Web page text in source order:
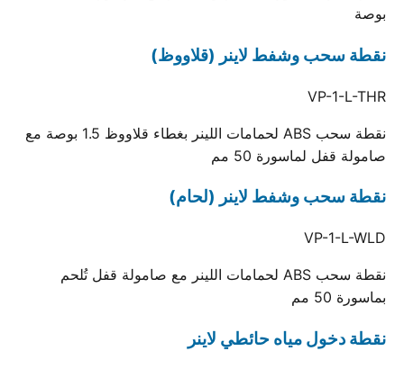
بوصة
نقطة سحب وشفط لاينر (قلاووظ)
VP-1-L-THR
نقطة سحب ABS لحمامات اللينر بغطاء قلاووظ 1.5 بوصة مع
صامولة قفل لماسورة 50 مم
نقطة سحب وشفط لاينر (لحام)
VP-1-L-WLD
نقطة سحب ABS لحمامات اللينر مع صامولة قفل تُلحم
بماسورة 50 مم
نقطة دخول مياه حائطي لاينر